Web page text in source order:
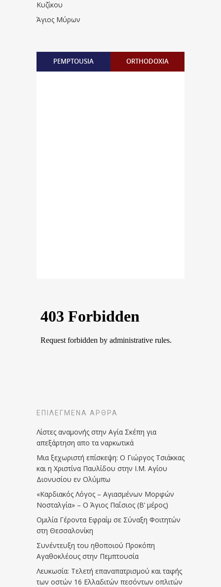
Κυζίκου
Άγιος Μύρων
PEMPTOUSIA ORTHODOXIA
ΕΠΙΛΕΓΜΈΝΑ ΆΡΘΡΑ
Λίστες αναμονής στην Αγία Σκέπη για
απεξάρτηση απο τα ναρκωτικά
Μια ξεχωριστή επίσκεψη: Ο Γιώργος Τσιάκκας
και η Χριστίνα Παυλίδου στην Ι.Μ. Αγίου
Διονυσίου εν Ολύμπω
«Καρδιακός Λόγος – Αγιασμένων Μορφών
Νοσταλγία» – Ο Άγιος Παΐσιος (Β’ μέρος)
Ομιλία Γέροντα Εφραίμ σε Σύναξη Φοιτητών
στη Θεσσαλονίκη
Συνέντευξη του ηθοποιού Προκόπη
Αγαθοκλέους στην Πεμπτουσία
Λευκωσία: Τελετή επαναπατρισμού και ταφής
των οστών 16 Ελλαδιτών πεσόντων οπλιτών